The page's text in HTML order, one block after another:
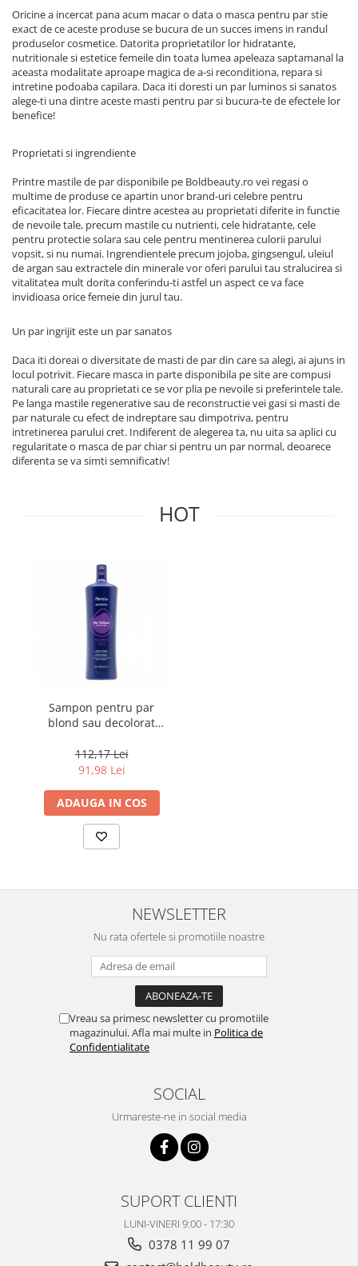
Oricine a incercat pana acum macar o data o masca pentru par stie
exact de ce aceste produse se bucura de un succes imens in randul
produselor cosmetice. Datorita proprietatilor lor hidratante,
nutritionale si estetice femeile din toata lumea apeleaza saptamanal la
aceasta modalitate aproape magica de a-si reconditiona, repara si
intretine podoaba capilara. Daca iti doresti un par luminos si sanatos
alege-ti una dintre aceste masti pentru par si bucura-te de efectele lor
benefice!
Proprietati si ingrendiente
Printre mastile de par disponibile pe Boldbeauty.ro vei regasi o
multime de produse ce apartin unor brand-uri celebre pentru
eficacitatea lor. Fiecare dintre acestea au proprietati diferite in functie
de nevoile tale, precum mastile cu nutrienti, cele hidratante, cele
pentru protectie solara sau cele pentru mentinerea culorii parului
vopsit, si nu numai. Ingrendientele precum jojoba, gingsengul, uleiul
de argan sau extractele din minerale vor oferi parului tau stralucirea si
vitalitatea mult dorita conferindu-ti astfel un aspect ce va face
invidioasa orice femeie din jurul tau.
Un par ingrijit este un par sanatos
Daca iti doreai o diversitate de masti de par din care sa alegi, ai ajuns in
locul potrivit. Fiecare masca in parte disponibila pe site are compusi
naturali care au proprietati ce se vor plia pe nevoile si preferintele tale.
Pe langa mastile regenerative sau de reconstructie vei gasi si masti de
par naturale cu efect de indreptare sau dimpotriva, pentru
intretinerea parului cret. Indiferent de alegerea ta, nu uita sa aplici cu
regularitate o masca de par chiar si pentru un par normal, deoarece
diferenta se va simti semnificativ!
HOT
Sampon pentru par
blond sau decolorat
Yellow, 1000 ml
112,17 Lei
91,98 Lei
ADAUGA IN COS
NEWSLETTER
Nu rata ofertele si promotiile noastre
Vreau sa primesc newsletter cu promotiile
magazinului. Afla mai multe in Politica de
Confidentialitate
SOCIAL
Urmareste-ne in social media
SUPORT CLIENTI
LUNI-VINERI 9:00 - 17:30
0378 11 99 07